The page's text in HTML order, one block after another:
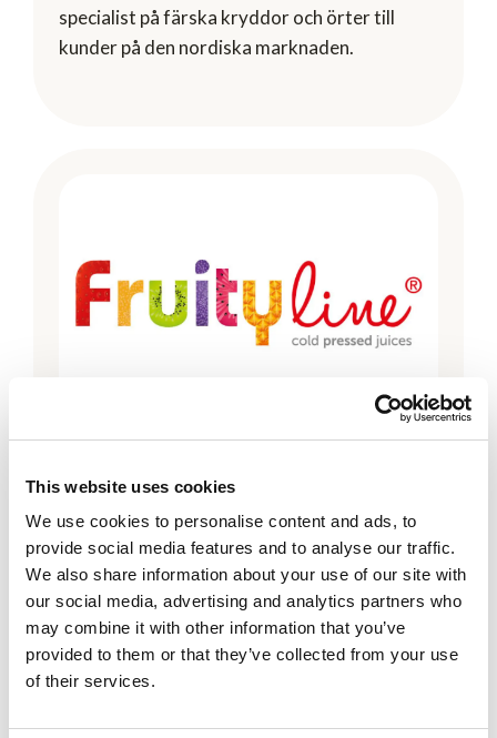
This website uses cookies
We use cookies to personalise content and ads, to
provide social media features and to analyse our traffic.
We also share information about your use of our site with
our social media, advertising and analytics partners who
may combine it with other information that you’ve
provided to them or that they’ve collected from your use
of their services.
specialist på färska kryddor och örter till
kunder på den nordiska marknaden.
FruityLine Nordic
FruityLine Nordic har noga utvalda, mogna
frukter och grönsaker, som pressas till nyttig
juice, smoothies och shots. Helsingborg är
centrum för den nordiska verksamheten, som
samägs med nederländska Fruity Line.